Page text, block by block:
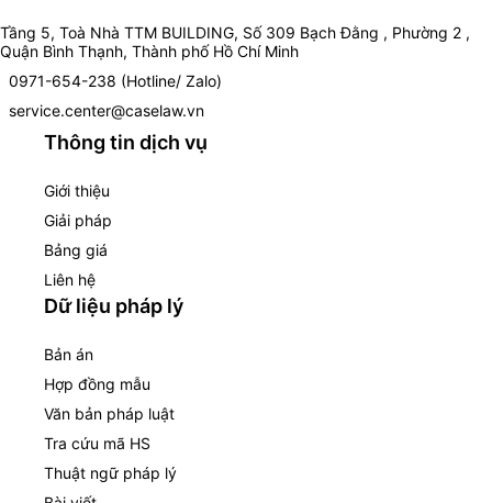
Tầng 5, Toà Nhà TTM BUILDING, Số 309 Bạch Đằng , Phường 2 ,
Quận Bình Thạnh, Thành phố Hồ Chí Minh
0971-654-238 (Hotline/ Zalo)
service.center@caselaw.vn
Thông tin dịch vụ
Giới thiệu
Giải pháp
Bảng giá
Liên hệ
Dữ liệu pháp lý
Bản án
Hợp đồng mẫu
Văn bản pháp luật
Tra cứu mã HS
Thuật ngữ pháp lý